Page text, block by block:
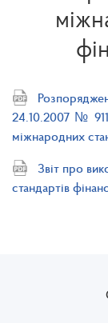
24.10.2007 №
міжнародних
Звіт про
стандартів